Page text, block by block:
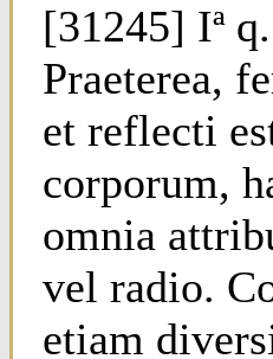
[31245] Iª
Praeterea,
et reflecti
corporum,
omnia
vel radio.
etiam